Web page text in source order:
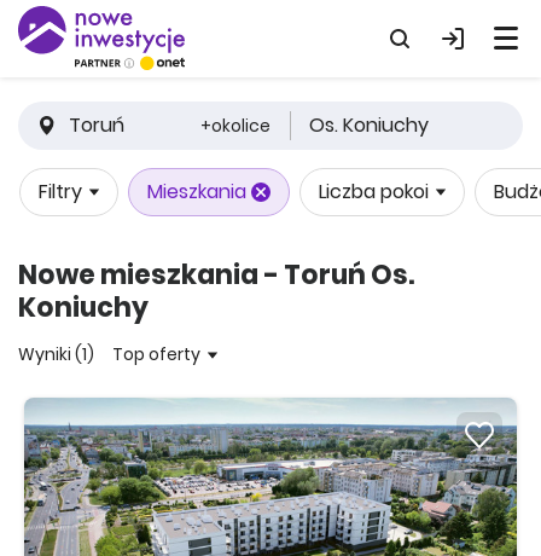
Toruń +okolice Os. Koniuchy
Filtry Mieszkania Liczba pokoi
Nowe mieszkania - Toruń Os.
Koniuchy
Wyniki (1) Top oferty